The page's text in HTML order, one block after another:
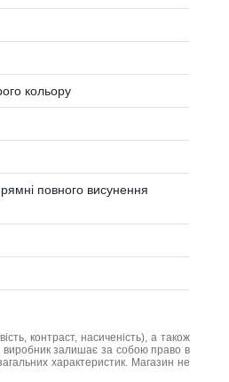
кольору
повного висунення
контраст, насиченість), а також
виробник залишає за собою право в
характеристик. Магазин не